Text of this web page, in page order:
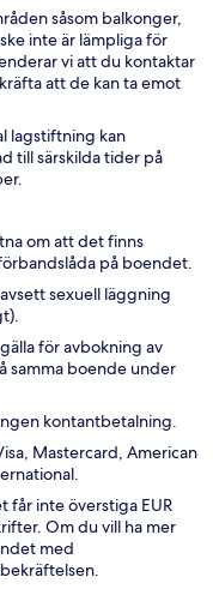
såsom balkonger,
inte är lämpliga för
vi att du kontaktar
att de kan ta emot
lagstiftning kan
till särskilda tider på
om att det finns
på boendet.
sexuell läggning
för avbokning av
samma boende under
kontantbetalning.
Mastercard, American
får inte överstiga EUR
Om du vill ha mer
med